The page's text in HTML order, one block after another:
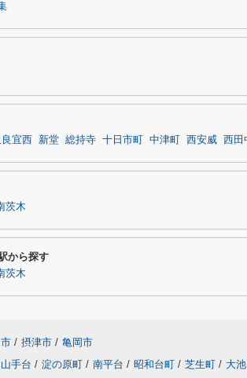
宜西 新堂 総持寺 十日市町 中津町 西安威 西田
茨木
から探す
茨木
/ 摂津市 / 亀岡市
山手台 / 淀の原町 / 南平台 / 昭和台町 / 芝生町 / 大池